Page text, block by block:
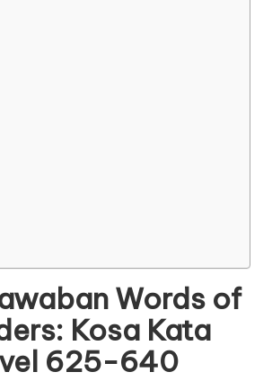
Words of
Kosa Kata
625-640